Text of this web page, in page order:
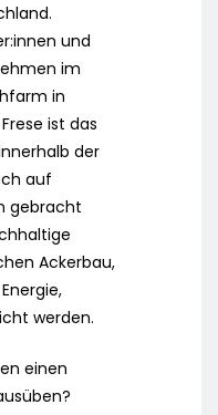
und
im
in
ist das
der
auf
gebracht
Ackerbau,
werden.
einen